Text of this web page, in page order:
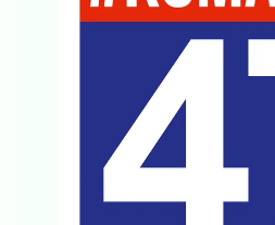
Награды нашли
Ленобласть повышает
03 августа 2026
Поддержка волонтерских
03 августа 2026
Ладожский мост